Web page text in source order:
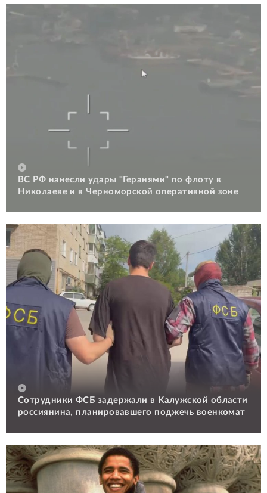
ВС РФ нанесли удары "Геранями" по флоту в
Николаеве и в Черноморской оперативной зоне
Сотрудники ФСБ задержали в Калужской области
россиянина, планировавшего поджечь военкомат